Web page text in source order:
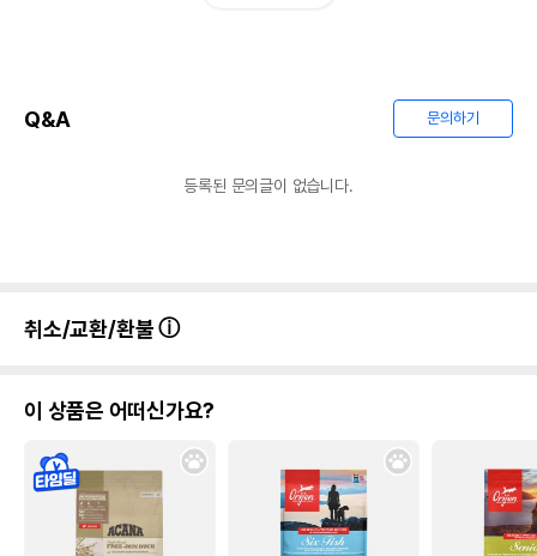
Q&A 문의하기
등록된 문의글이 없습니다.
취소/교환/환불
이 상품은 어떠신가요?